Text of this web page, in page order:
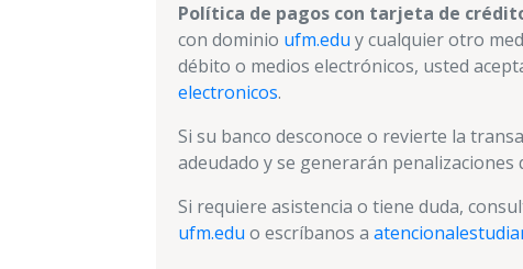
Política de pagos con tarjeta de
con dominio ufm.edu y cualquier otro
débito o medios electrónicos, usted
electronicos.
Si su banco desconoce o revierte la
adeudado y se generarán
Si requiere asistencia o tiene duda,
ufm.edu o escríbanos a